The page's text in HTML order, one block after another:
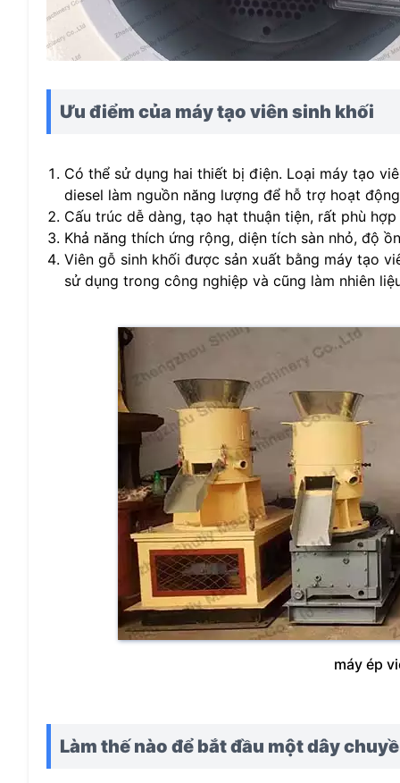
Ưu điểm của máy tạo viên sinh khối
Có thể sử dụng hai thiết bị điện. Loại máy tạo
diesel làm nguồn năng lượng để hỗ trợ hoạt
Cấu trúc dễ dàng, tạo hạt thuận tiện, rất phù
Khả năng thích ứng rộng, diện tích sàn nhỏ, độ
Viên gỗ sinh khối được sản xuất bằng máy tạo
sử dụng trong công nghiệp và cũng làm nhiên
máy ép
Làm thế nào để bắt đầu một dây